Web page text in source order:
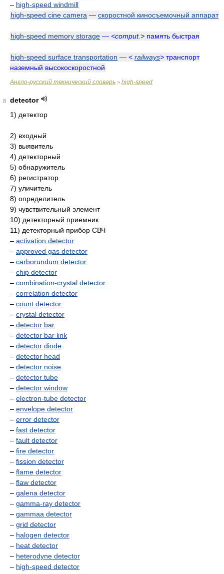
– high-speed windmill
high-speed cine camera — скоростной киносъемочный аппарат
high-speed memory storage — <comput.> память быстрая
high-speed surface transportation — < railways> транспорт
наземный высокоскоростной
Англо-русский технический словарь > high-speed
8
detector
1) детектор
2) входный
3) выявитель
4) детекторный
5) обнаружитель
6) регистратор
7) уличитель
8) определитель
9) чувствительный элемент
10) детекторный приемник
11) детекторный прибор СВЧ
– activation detector
– approved gas detector
– carborundum detector
– chip detector
– combination-crystal detector
– correlation detector
– count detector
– crystal detector
– detector bar
– detector bar link
– detector diode
– detector head
– detector noise
– detector tube
– detector window
– electron-tube detector
– envelope detector
– error detector
– fast detector
– fault detector
– fire detector
– fission detector
– flame detector
– flaw detector
– galena detector
– gamma-ray detector
– gammaa detector
– grid detector
– halogen detector
– heat detector
– heterodyne detector
– high-speed detector